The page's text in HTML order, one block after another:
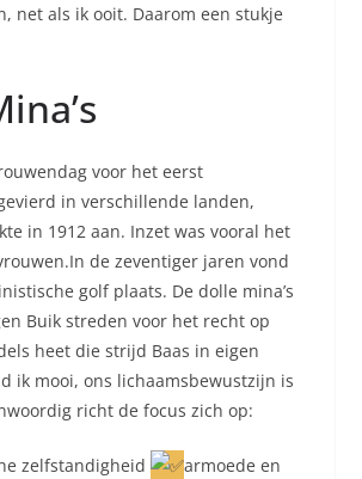
net als ik ooit. Daarom een stukje
voor het eerst
in verschillende landen,
in 1912 aan. Inzet was vooral het
de zeventiger jaren vond
golf plaats. De dolle mina’s
Buik streden voor het recht op
heet die strijd Baas in eigen
ik mooi, ons lichaamsbewustzijn is
richt de focus zich op:
zelfstandigheid
armoede en